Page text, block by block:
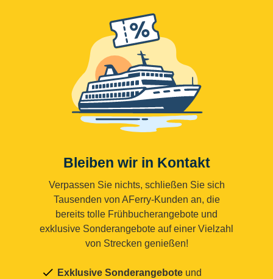
Bleiben wir in Kontakt
Verpassen Sie nichts, schließen Sie sich
Tausenden von AFerry-Kunden an, die
bereits tolle Frühbucherangebote und
exklusive Sonderangebote auf einer Vielzahl
von Strecken genießen!
Exklusive Sonderangebote und